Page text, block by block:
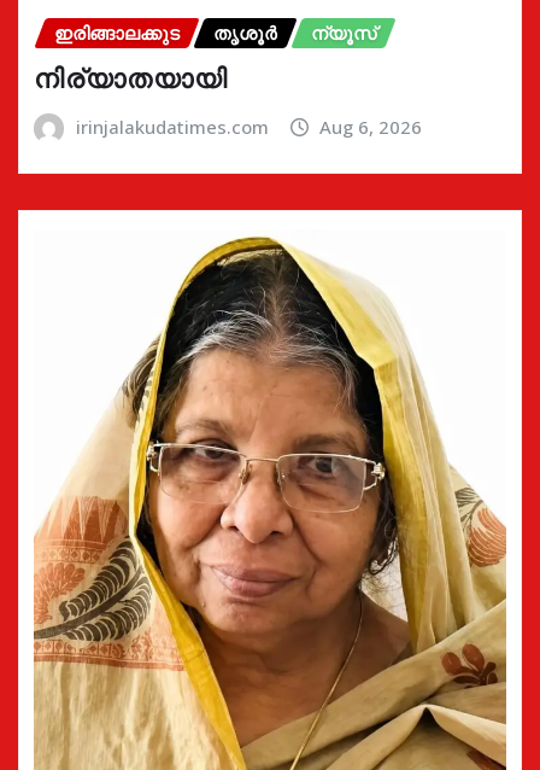
ഇരിങ്ങാലക്കുട തൃശൂർ ന്യൂസ്
നിര്യാതയായി
irinjalakudatimes.com Aug 6, 2026